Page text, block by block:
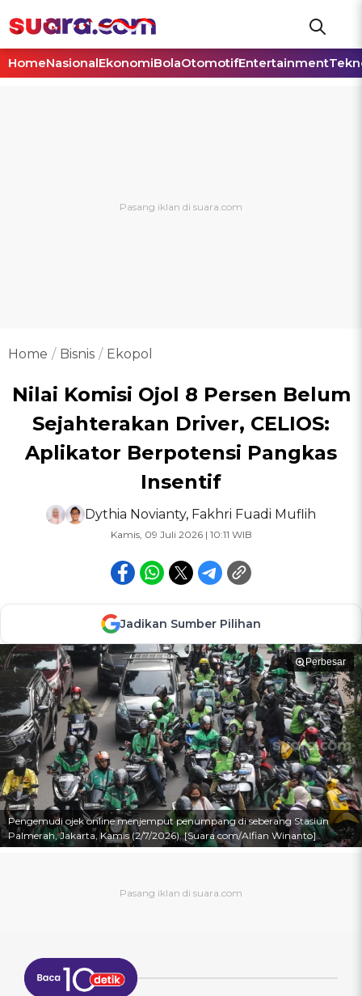
HomeNasionalEkonomiBolaOtomotifEntertainment
Home Bisnis Ekopol
Nilai Komisi Ojol 8 Persen Belum
Sejahterakan Driver, CELIOS:
Aplikator Berpotensi Pangkas
Insentif
Dythia Novianty, Fakhri Fuadi Muflih
Kamis, 09 Juli 2026 | 10:11 WIB
Jadikan Sumber Pilihan
Perbesar
Pengemudi ojek online menjemput penumpang di seberang Stasiun
Palmerah, Jakarta, Kamis (2/7/2026). [Suara.com/Alfian Winanto]